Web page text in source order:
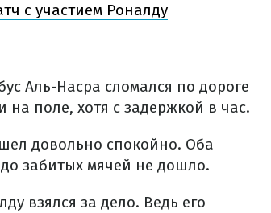
с участием Роналду
Аль-Насра сломался по дороге
поле, хотя с задержкой в час.
довольно спокойно. Оба
забитых мячей не дошло.
взялся за дело. Ведь его